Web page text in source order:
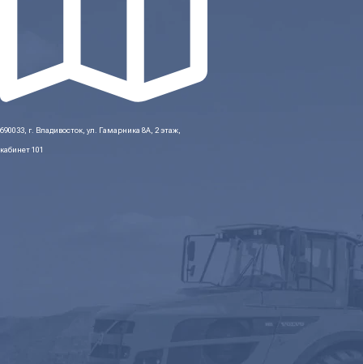
690033, г. Владивосток, ул. Гамарника 8А, 2 этаж,
кабинет 101